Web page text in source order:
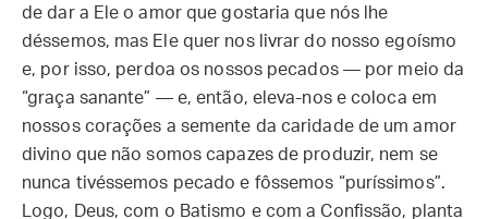
de dar a Ele o amor que gostaria que nós lhe
déssemos, mas Ele quer nos livrar do nosso egoísmo
e, por isso, perdoa os nossos pecados — por meio da
“graça sanante” — e, então, eleva-nos e coloca em
nossos corações a semente da caridade de um amor
divino que não somos capazes de produzir, nem se
nunca tivéssemos pecado e fôssemos “puríssimos”.
Logo, Deus, com o Batismo e com a Confissão, planta